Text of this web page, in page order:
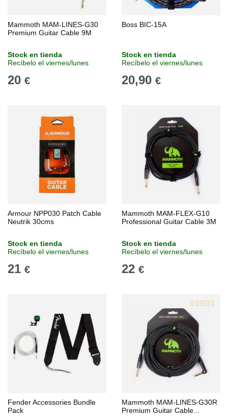
Mammoth MAM-LINES-G30
Premium Guitar Cable 9M
Stock en tienda
Recíbelo el viernes/lunes
20 €
Boss BIC-15A
Stock en tienda
Recíbelo el viernes/lunes
20,90 €
Armour NPP030 Patch Cable
Neutrik 30cms
Stock en tienda
Recíbelo el viernes/lunes
21 €
Mammoth MAM-FLEX-G10
Professional Guitar Cable 3M
Stock en tienda
Recíbelo el viernes/lunes
22 €
Fender Accessories Bundle
Pack
Mammoth MAM-LINES-G30R
Premium Guitar Cable...